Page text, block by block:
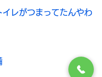
レがつまってたんやわ